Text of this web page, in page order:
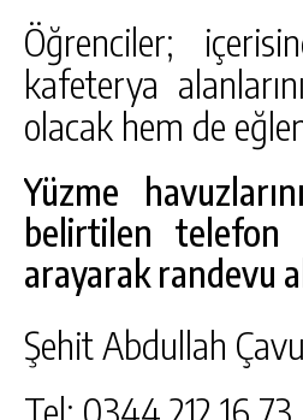
Öğrenciler;
kafeterya
olacak hem de
Yüzme
belirtilen telefon
arayarak randevu
Şehit Abdullah
Tel: 0344 212 16 73